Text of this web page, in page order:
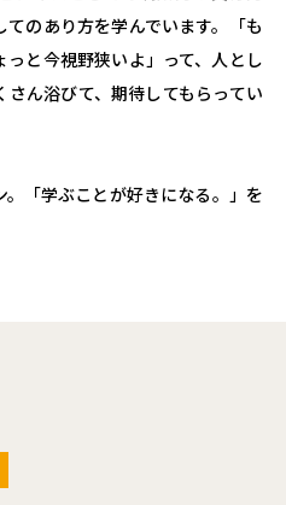
のあり方を学んでいます。「も
と今視野狭いよ」って、人とし
ん浴びて、期待してもらってい
「学ぶことが好きになる。」を